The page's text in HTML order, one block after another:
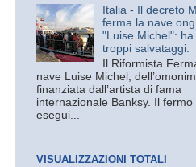
Italia - Il decreto
ferma la nave
"Luise Michel":
troppi salvataggi.
Il Riformista
nave Luise Michel,
finanziata dall’artista di fama
internazionale Banksy. Il fermo
esegui...
VISUALIZZAZIONI TOTALI